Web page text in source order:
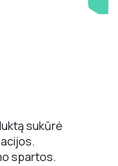
sukūrė
spartos.